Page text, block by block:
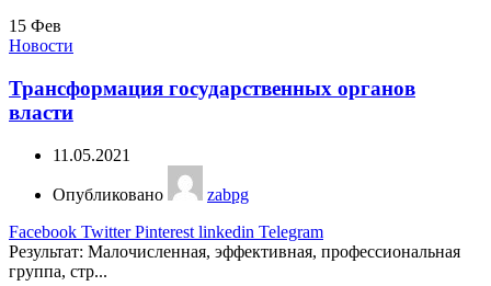
15 Фев
Новости
Трансформация государственных органов
власти
11.05.2021
Опубликовано
zabpg
Facebook Twitter Pinterest linkedin Telegram
Результат: Малочисленная, эффективная, профессиональная
группа, стр...